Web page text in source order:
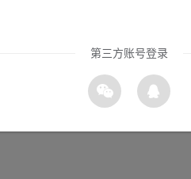
第三方账号登录